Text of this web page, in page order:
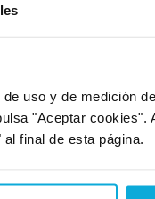
uso y de medición
"Aceptar cookies".
final de esta página.
conmigo